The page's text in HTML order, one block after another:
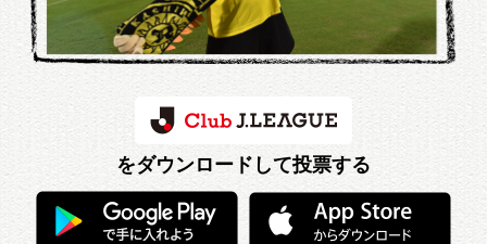
をダウンロードして投票する